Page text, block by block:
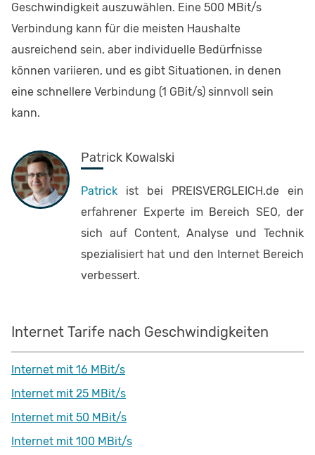
Geschwindigkeit auszuwählen. Eine 500 MBit/s
Verbindung kann für die meisten Haushalte
ausreichend sein, aber individuelle Bedürfnisse
können variieren, und es gibt Situationen, in denen
eine schnellere Verbindung (1 GBit/s) sinnvoll sein
kann.
Patrick Kowalski
Patrick ist bei PREISVERGLEICH.de ein
erfahrener Experte im Bereich SEO, der
sich auf Content, Analyse und Technik
spezialisiert hat und den Internet Bereich
verbessert.
Internet Tarife nach Geschwindigkeiten
Internet mit 16 MBit/s
Internet mit 25 MBit/s
Internet mit 50 MBit/s
Internet mit 100 MBit/s